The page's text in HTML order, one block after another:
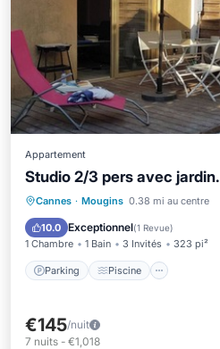
Appartement
Studio 2/3 pers avec jardin.
Cannes · Mougins 0.38 mi au centre
10.0 Exceptionnel(1 Revue)
1 Chambre 1 Bain 3 Invités 323 pi²
Parking Piscine
Parking Piscine
Cuisine
€145/nuit
7 nuits - €1,018